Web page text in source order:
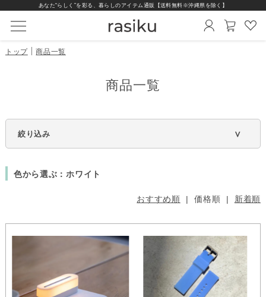
あなた“らしく”を彩る、暮らしのアイテム通販【送料無料※沖縄県を除く】
商品一覧
保護フィルム
インテリア雑貨
シリーズから選ぶ
画面の形から選ぶ
色から選ぶ
トップ 商品一覧
商品一覧
絞り込み
色から選ぶ：ホワイト
おすすめ順 | 価格順 | 新着順